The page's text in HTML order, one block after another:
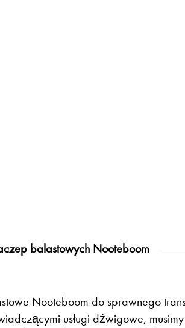
balastowych Nooteboom
Nooteboom do sprawnego
usługi dźwigowe,